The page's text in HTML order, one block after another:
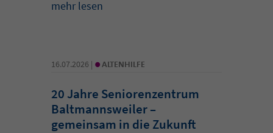
mehr lesen
16.07.2026 | • ALTENHILFE
20 Jahre Seniorenzentrum
Baltmannsweiler –
gemeinsam in die Zukunft